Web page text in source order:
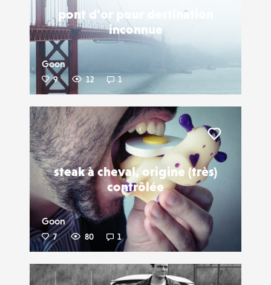
pont d'or pour destination
inconnue
Goon
9 12 1
steak à cheval, origine (très)
contrôlée
Goon
7 80 1